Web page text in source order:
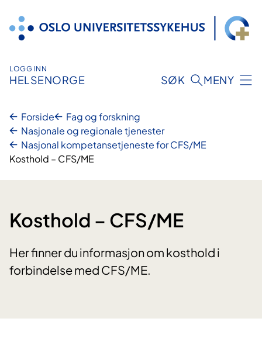
innhold
LOGG INN
HELSENORGE SØK MENY
Forside
Fag og forskning
Nasjonale og regionale tjenester
Nasjonal kompetansetjeneste for CFS/ME
Kosthold – CFS/ME
Kosthold – CFS/ME
Her finner du informasjon om kosthold i
forbindelse med CFS/ME.